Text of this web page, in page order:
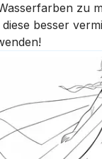
zu
diese besser